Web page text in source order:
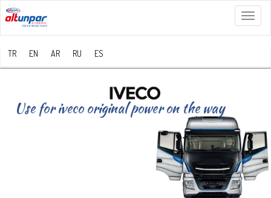
Menü
TR EN AR RU ES
Use for iveco original power on the way